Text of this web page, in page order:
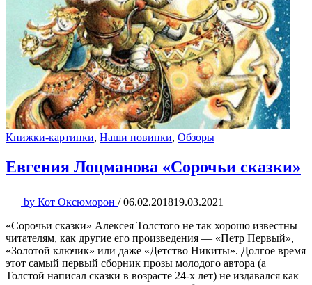
Книжки-картинки, Наши новинки, Обзоры
Евгения Лоцманова «Сорочьи сказки»
by Кот Оксюморон / 06.02.201819.03.2021
«Сорочьи сказки» Алексея Толстого не так хорошо известны
читателям, как другие его произведения — «Петр Первый»,
«Золотой ключик» или даже «Детство Никиты». Долгое время
этот самый первый сборник прозы молодого автора (а
Толстой написал сказки в возрасте 24-х лет) не издавался как